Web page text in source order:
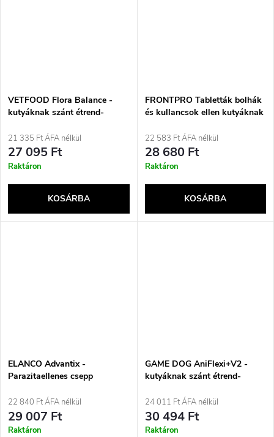
VETFOOD Flora Balance -
kutyáknak szánt étrend-
21 335 Ft ÁFA nélkül
27 095 Ft
Raktáron
KOSÁRBA
FRONTPRO Tabletták bolhák
és kullancsok ellen kutyáknak
22 583 Ft ÁFA nélkül
28 680 Ft
Raktáron
KOSÁRBA
ELANCO Advantix -
Parazitaellenes csepp
22 840 Ft ÁFA nélkül
29 007 Ft
Raktáron
GAME DOG AniFlexi+V2 -
kutyáknak szánt étrend-
24 011 Ft ÁFA nélkül
30 494 Ft
Raktáron